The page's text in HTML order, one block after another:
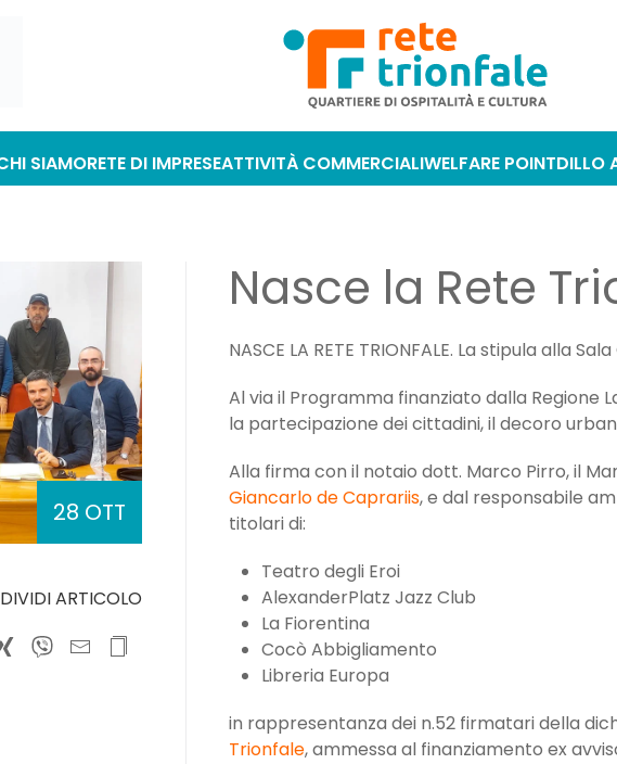
SIAMORETE DI IMPRESEATTIVITÀ COMMERCIALIWELFARE POINTDILLO
Nasce la Rete
NASCE LA RETE TRIONFALE. La stipula alla
Al via il Programma finanziato dalla Regione
la partecipazione dei cittadini, il decoro
Alla firma con il notaio dott. Marco Pirro, il
Giancarlo de Caprariis, e dal responsabile
titolari di:
Teatro degli Eroi
AlexanderPlatz Jazz Club
La Fiorentina
Cocò Abbigliamento
Libreria Europa
in rappresentanza dei n.52 firmatari della
Trionfale, ammessa al finanziamento ex
28 OTT
ARTICOLO